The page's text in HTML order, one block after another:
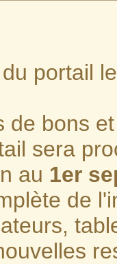
portail
de bons
sera
au 1er
de